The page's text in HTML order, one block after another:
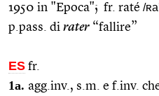
1950 in "Epoca"; fr. raté /
p.pass. di rater “fallire”
ES fr.
1a. agg.inv., s.m. e f.inv.